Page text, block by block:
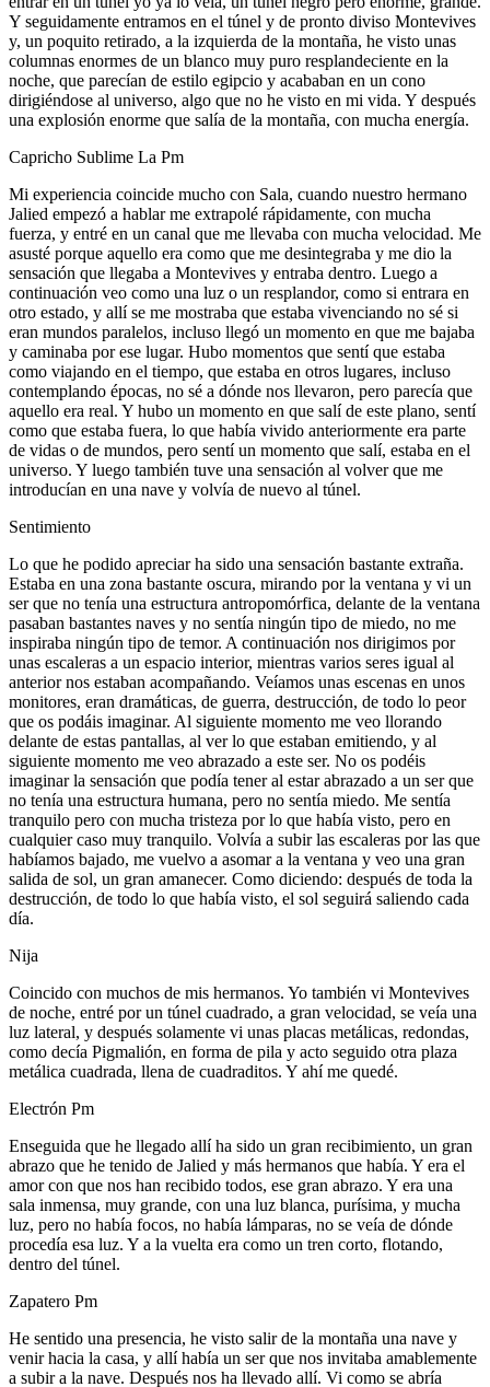
Y seguidamente entramos en el túnel y de pronto diviso Montevives
y, un poquito retirado, a la izquierda de la montaña, he visto unas
columnas enormes de un blanco muy puro resplandeciente en la
noche, que parecían de estilo egipcio y acababan en un cono
dirigiéndose al universo, algo que no he visto en mi vida. Y después
una explosión enorme que salía de la montaña, con mucha energía.
Capricho Sublime La Pm
Mi experiencia coincide mucho con Sala, cuando nuestro hermano
Jalied empezó a hablar me extrapolé rápidamente, con mucha
fuerza, y entré en un canal que me llevaba con mucha velocidad. Me
asusté porque aquello era como que me desintegraba y me dio la
sensación que llegaba a Montevives y entraba dentro. Luego a
continuación veo como una luz o un resplandor, como si entrara en
otro estado, y allí se me mostraba que estaba vivenciando no sé si
eran mundos paralelos, incluso llegó un momento en que me bajaba
y caminaba por ese lugar. Hubo momentos que sentí que estaba
como viajando en el tiempo, que estaba en otros lugares, incluso
contemplando épocas, no sé a dónde nos llevaron, pero parecía que
aquello era real. Y hubo un momento en que salí de este plano, sentí
como que estaba fuera, lo que había vivido anteriormente era parte
de vidas o de mundos, pero sentí un momento que salí, estaba en el
universo. Y luego también tuve una sensación al volver que me
introducían en una nave y volvía de nuevo al túnel.
Sentimiento
Lo que he podido apreciar ha sido una sensación bastante extraña.
Estaba en una zona bastante oscura, mirando por la ventana y vi un
ser que no tenía una estructura antropomórfica, delante de la ventana
pasaban bastantes naves y no sentía ningún tipo de miedo, no me
inspiraba ningún tipo de temor. A continuación nos dirigimos por
unas escaleras a un espacio interior, mientras varios seres igual al
anterior nos estaban acompañando. Veíamos unas escenas en unos
monitores, eran dramáticas, de guerra, destrucción, de todo lo peor
que os podáis imaginar. Al siguiente momento me veo llorando
delante de estas pantallas, al ver lo que estaban emitiendo, y al
siguiente momento me veo abrazado a este ser. No os podéis
imaginar la sensación que podía tener al estar abrazado a un ser que
no tenía una estructura humana, pero no sentía miedo. Me sentía
tranquilo pero con mucha tristeza por lo que había visto, pero en
cualquier caso muy tranquilo. Volvía a subir las escaleras por las que
habíamos bajado, me vuelvo a asomar a la ventana y veo una gran
salida de sol, un gran amanecer. Como diciendo: después de toda la
destrucción, de todo lo que había visto, el sol seguirá saliendo cada
día.
Nija
Coincido con muchos de mis hermanos. Yo también vi Montevives
de noche, entré por un túnel cuadrado, a gran velocidad, se veía una
luz lateral, y después solamente vi unas placas metálicas, redondas,
como decía Pigmalión, en forma de pila y acto seguido otra plaza
metálica cuadrada, llena de cuadraditos. Y ahí me quedé.
Electrón Pm
Enseguida que he llegado allí ha sido un gran recibimiento, un gran
abrazo que he tenido de Jalied y más hermanos que había. Y era el
amor con que nos han recibido todos, ese gran abrazo. Y era una
sala inmensa, muy grande, con una luz blanca, purísima, y mucha
luz, pero no había focos, no había lámparas, no se veía de dónde
procedía esa luz. Y a la vuelta era como un tren corto, flotando,
dentro del túnel.
Zapatero Pm
He sentido una presencia, he visto salir de la montaña una nave y
venir hacia la casa, y allí había un ser que nos invitaba amablemente
a subir a la nave. Después nos ha llevado allí. Vi como se abría